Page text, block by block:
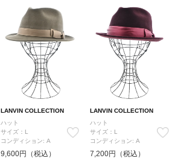
LANVIN COLLECTION
ハット
サイズ：L
コンディション: A
9,600円（税込）
LANVIN COLLECTION
ハット
サイズ：L
コンディション: A
7,200円（税込）